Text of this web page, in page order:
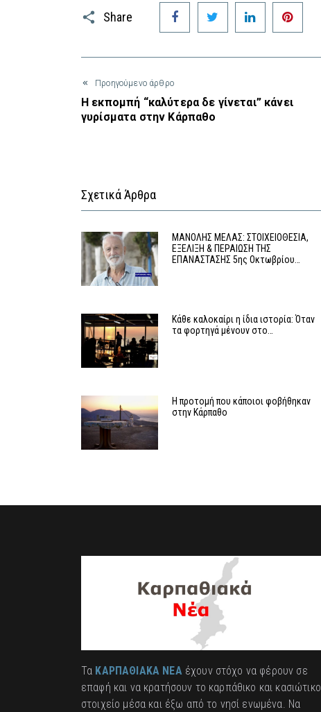
Share
Facebook Twitter LinkedIn
Προηγούμενο άρθρο
Η εκπομπή “καλύτερα δε γίνεται” κάνει
γυρίσματα στην Κάρπαθο
Σχετικά Άρθρα
MΑΝΟΛΗΣ ΜΕΛΑΣ: ΣΤΟΙΧΕΙΟΘΕΣΙΑ,
ΕΞΕΛΙΞΗ & ΠΕΡΑΙΩΣΗ ΤΗΣ
ΕΠΑΝΑΣΤΑΣΗΣ 5ης Οκτωβρίου…
Κάθε καλοκαίρι η ίδια ιστορία: Όταν
τα φορτηγά μένουν στο…
Η προτομή που κάποιοι φοβήθηκαν
στην Κάρπαθο
Τα ΚΑΡΠΑΘΙΑΚΑ ΝΕΑ έχουν στόχο να φέρουν σε
επαφή και να κρατήσουν το καρπάθικο και κασιώτικο
στοιχείο μέσα και έξω από το νησί ενωμένα. Να